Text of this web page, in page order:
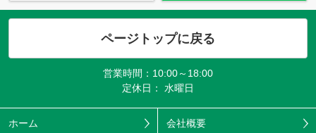
ページトップに戻る
営業時間：10:00～18:00
定休日： 水曜日
ホーム 会社概要